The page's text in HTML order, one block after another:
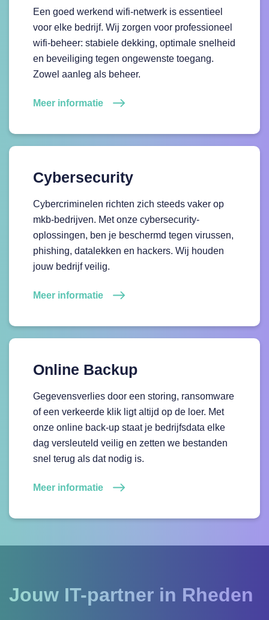
Een goed werkend wifi-netwerk is essentieel
voor elke bedrijf. Wij zorgen voor professioneel
wifi-beheer: stabiele dekking, optimale snelheid
en beveiliging tegen ongewenste toegang.
Zowel aanleg als beheer.
Meer informatie
Cybersecurity
Cybercriminelen richten zich steeds vaker op
mkb-bedrijven. Met onze cybersecurity-
oplossingen, ben je beschermd tegen virussen,
phishing, datalekken en hackers. Wij houden
jouw bedrijf veilig.
Meer informatie
Online Backup
Gegevensverlies door een storing, ransomware
of een verkeerde klik ligt altijd op de loer. Met
onze online back-up staat je bedrijfsdata elke
dag versleuteld veilig en zetten we bestanden
snel terug als dat nodig is.
Meer informatie
Jouw IT-partner in Rheden